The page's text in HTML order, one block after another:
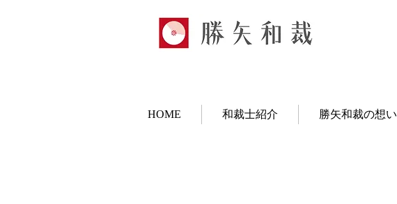
HOME 和裁士紹介 勝矢和裁の想い